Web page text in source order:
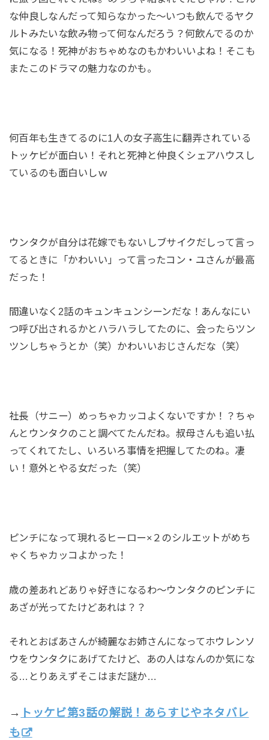
な仲良しなんだって知らなかった～いつも飲んでるヤク
ルトみたいな飲み物って何なんだろう？何飲んでるのか
気になる！死神がおちゃめなのもかわいいよね！そこも
またこのドラマの魅力なのかも。
何百年も生きてるのに1人の女子高生に翻弄されている
トッケビが面白い！それと死神と仲良くシェアハウスし
ているのも面白いしｗ
ウンタクが自分は花嫁でもないしブサイクだしって言っ
てるときに「かわいい」って言ったコン・ユさんが最高
だった！
間違いなく2話のキュンキュンシーンだな！あんなにい
つ呼び出されるかとハラハラしてたのに、会ったらツン
ツンしちゃうとか（笑）かわいいおじさんだな（笑）
社長（サニー）めっちゃカッコよくないですか！？ちゃ
んとウンタクのこと調べてたんだね。叔母さんも追い払
ってくれてたし、いろいろ事情を把握してたのね。凄
い！意外とやる女だった（笑）
ピンチになって現れるヒーロー×２のシルエットがめち
ゃくちゃカッコよかった！
歳の差あれどありゃ好きになるわ～ウンタクのピンチに
あざが光ってたけどあれは？？
それとおばあさんが綺麗なお姉さんになってホウレンソ
ウをウンタクにあげてたけど、あの人はなんのか気にな
る…とりあえずそこはまだ謎か…
→ トッケビ第3話の解説！あらすじやネタバレ
も